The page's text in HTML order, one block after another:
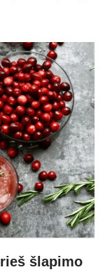
šlapimo